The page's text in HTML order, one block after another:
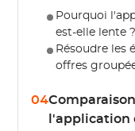
Pourquoi
est-elle lente ?
Résoudre les
offres
04
l'application